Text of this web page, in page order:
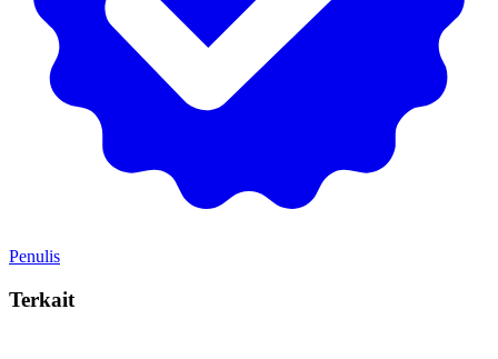
Penulis
Terkait